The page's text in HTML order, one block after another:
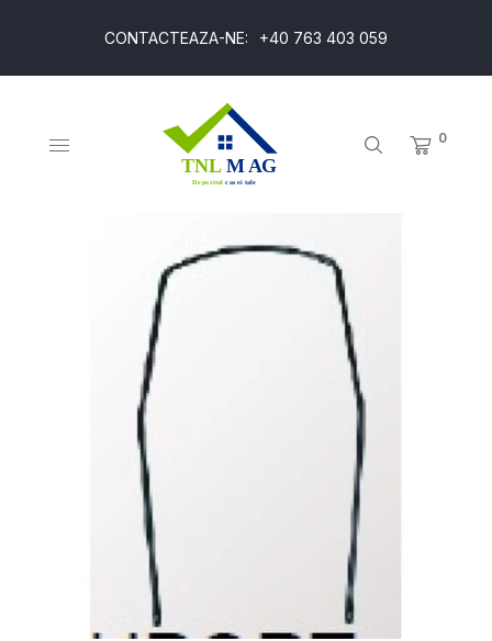
CONTACTEAZA-NE: +40 763 403 059
0